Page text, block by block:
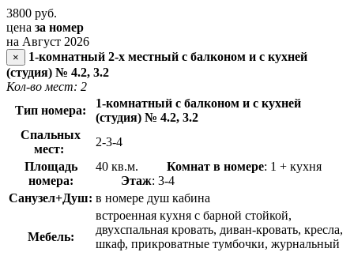
3800 руб.
цена за номер
на Август 2026
×
1-комнатный 2-х местный с балконом и с кухней
(студия) № 4.2, 3.2
Кол-во мест: 2
Тип номера:
1-комнатный с балконом и с кухней
(студия) № 4.2, 3.2
Спальных
мест:
2-3-4
Площадь
номера:
40 кв.м. Комнат в номере: 1 + кухня
Этаж: 3-4
Санузел+Душ: в номере душ кабина
Мебель:
встроенная кухня с барной стойкой,
двухспальная кровать, диван-кровать, кресла,
шкаф, прикроватные тумбочки, журнальный